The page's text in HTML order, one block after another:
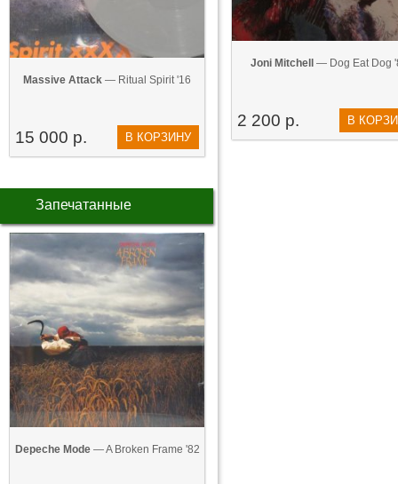
Massive Attack — Ritual Spirit '16
15 000 р. В КОРЗИНУ
Запечатанные
Depeche Mode— A Broken Frame '82
Joni Mitchell — Dog Eat Dog
2 200 р. В